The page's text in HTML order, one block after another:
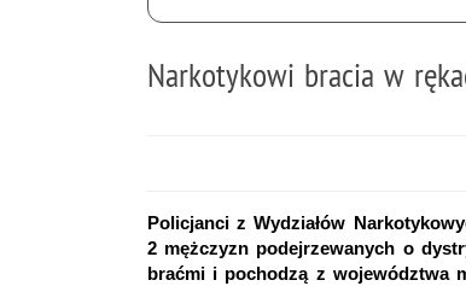
Narkotykowi bracia w
Policjanci z Wydziałów
2 mężczyzn podejrzewanych o
braćmi i pochodzą z województwa